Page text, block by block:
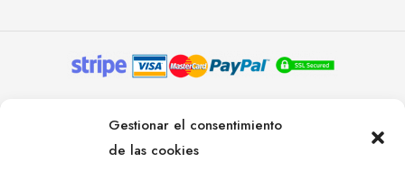
Gestionar el consentimiento
de las cookies
RESERVADOS. AGENCIA DE COMUNICACIÓN
ÁNGULO TRES.